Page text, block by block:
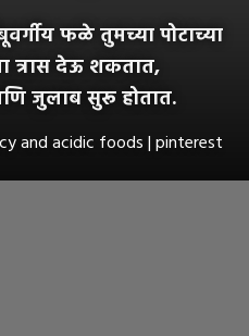
फळे तुमच्या पोटाच्या
त्रास देऊ शकतात,
जुलाब सुरू होतात.
and acidic foods | pinterest